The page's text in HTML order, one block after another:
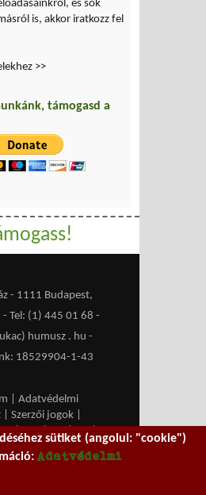
és sok
is, akkor iratkozz fel
>>
támogasd a
- 1111 Budapest,
- Tel: (1) 445 01 68 -
humusz . hu -
18529904-1-43
Adatvédelmi
Szerzői jogok
RSS HU| EN
sütiket (angolul: "cookie")
Adatvédelmi